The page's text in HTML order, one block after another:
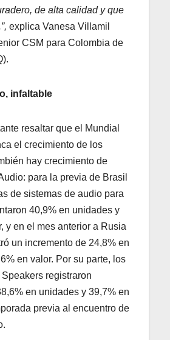
de alta calidad y que
explica Vanesa Villamil
CSM para Colombia de
infaltable
resaltar que el Mundial
el crecimiento de los
hay crecimiento de
para la previa de Brasil
de sistemas de audio para
40,9% en unidades y
y en el mes anterior a Rusia
un incremento de 24,8% en
en valor. Por su parte, los
registraron
en unidades y 39,7% en
previa al encuentro de